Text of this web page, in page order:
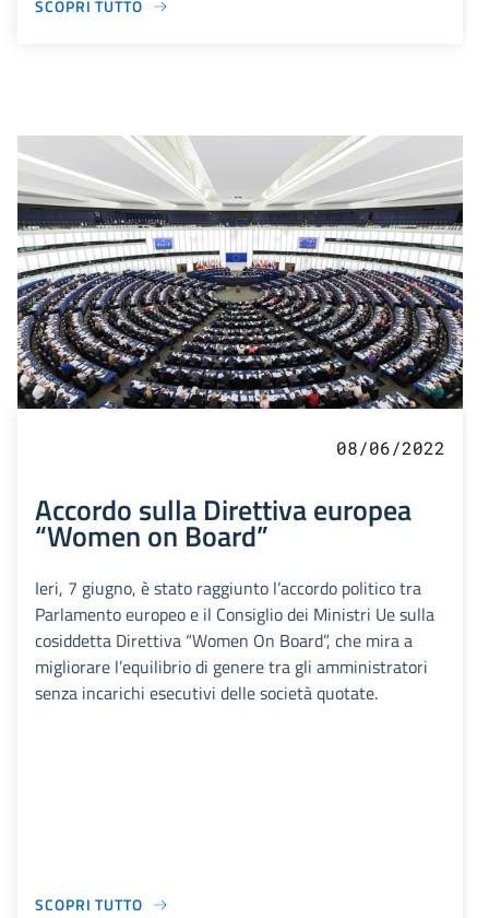
SCOPRI TUTTO
08/06/2022
Accordo sulla Direttiva europea
“Women on Board”
Ieri, 7 giugno, è stato raggiunto l’accordo politico tra
Parlamento europeo e il Consiglio dei Ministri Ue sulla
cosiddetta Direttiva “Women On Board”, che mira a
migliorare l’equilibrio di genere tra gli amministratori
senza incarichi esecutivi delle società quotate.
SCOPRI TUTTO